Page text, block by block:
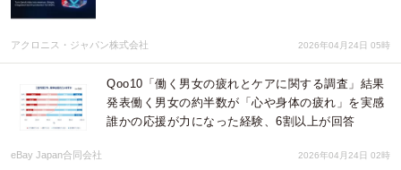
アクロニス・ジャパン株式会社 2026年04月24日 05時
Qoo10「働く男女の疲れとケアに関する調査」結果
発表働く男女の約半数が「心や身体の疲れ」を実感
誰かの応援が力になった経験、6割以上が回答
eBay Japan合同会社 2026年04月24日 02時